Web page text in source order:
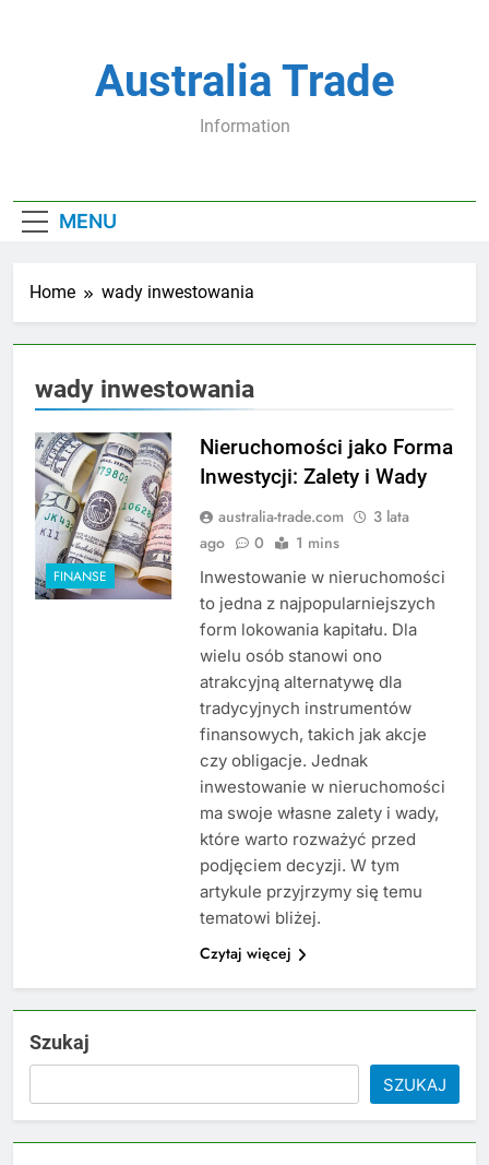
Australia Trade
Information
MENU
Home wady inwestowania
wady inwestowania
FINANSE
Nieruchomości jako Forma
Inwestycji: Zalety i Wady
australia-trade.com
3 lata
ago
0 1 mins
Inwestowanie w nieruchomości
to jedna z najpopularniejszych
form lokowania kapitału. Dla
wielu osób stanowi ono
atrakcyjną alternatywę dla
tradycyjnych instrumentów
finansowych, takich jak akcje
czy obligacje. Jednak
inwestowanie w nieruchomości
ma swoje własne zalety i wady,
które warto rozważyć przed
podjęciem decyzji. W tym
artykule przyjrzymy się temu
tematowi bliżej.
Czytaj więcej
Szukaj
SZUKAJ